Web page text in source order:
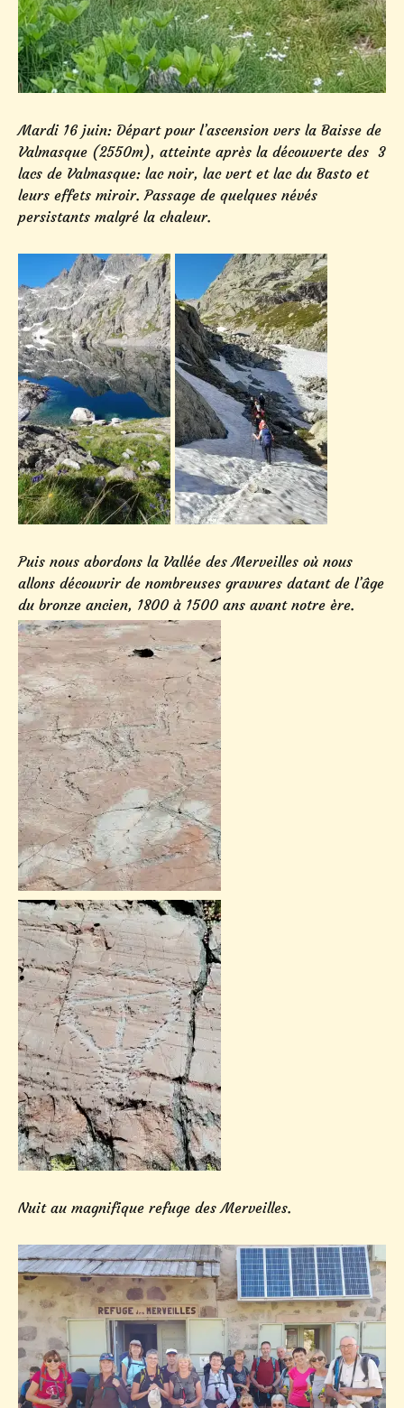
Mardi 16 juin: Départ pour l’ascension vers la Baisse de
Valmasque (2550m), atteinte après la découverte des 3
lacs de Valmasque: lac noir, lac vert et lac du Basto et
leurs effets miroir. Passage de quelques névés
persistants malgré la chaleur.
Puis nous abordons la Vallée des Merveilles où nous
allons découvrir de nombreuses gravures datant de l’âge
du bronze ancien, 1800 à 1500 ans avant notre ère.
Nuit au magnifique refuge des Merveilles.